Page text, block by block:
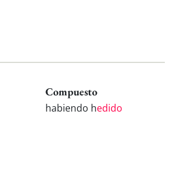
Compuesto
habiendo hedido